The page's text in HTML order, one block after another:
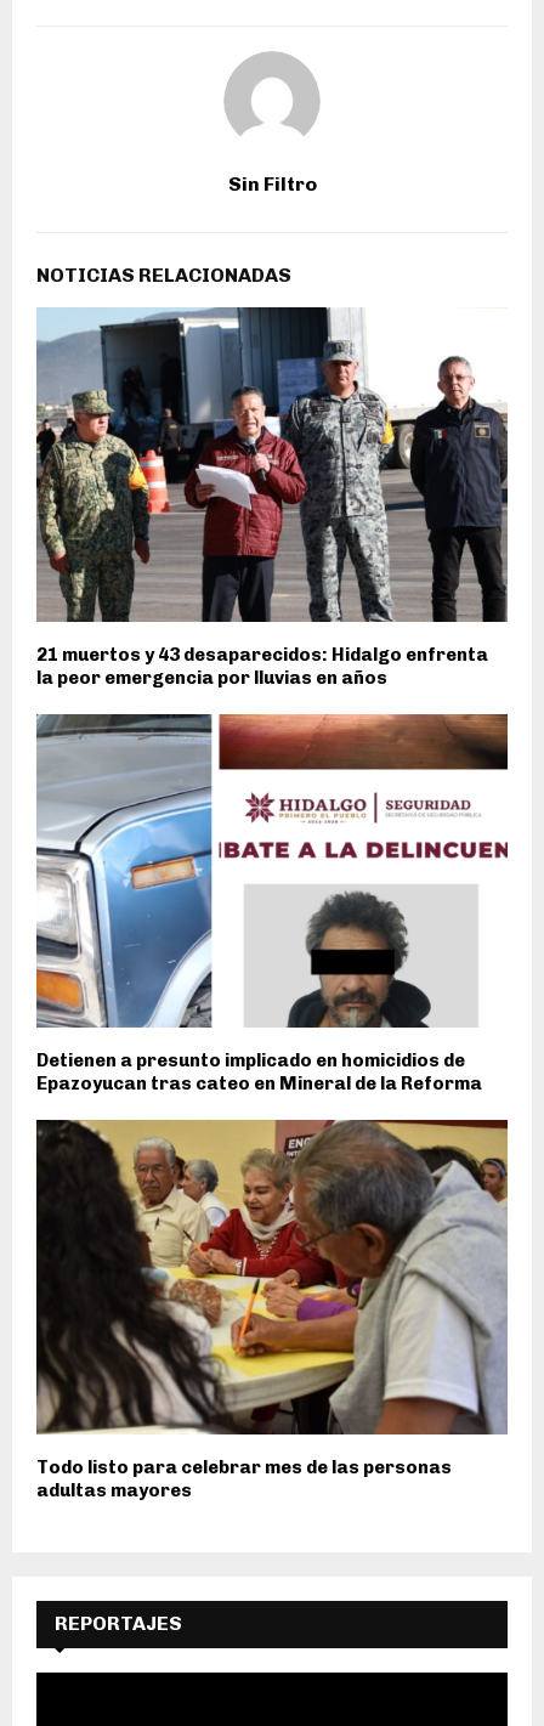
Sin Filtro
NOTICIAS RELACIONADAS
21 muertos y 43 desaparecidos: Hidalgo enfrenta
la peor emergencia por lluvias en años
Detienen a presunto implicado en homicidios de
Epazoyucan tras cateo en Mineral de la Reforma
Todo listo para celebrar mes de las personas
adultas mayores
REPORTAJES